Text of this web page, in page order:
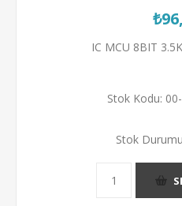
IC MCU 8BIT
Stok Kodu:
Stok